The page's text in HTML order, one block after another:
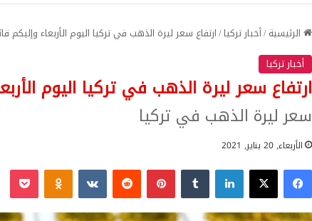
الرئيسية/أخبار تركيا/ارتفاع سعر ليرة الذهب في تركيا اليوم الأربعاء وإليكم
أخبار تركيا
ارتفاع سعر ليرة الذهب في تركيا اليوم
سعر ليرة الذهب في تركيا
الأربعاء, 20 يناير, 2021
فيسبوك‫X لينكدإن بينتيريست